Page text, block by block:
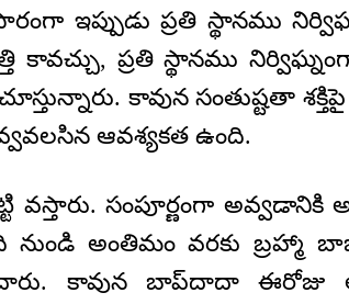
ఇప్పుడు ప్రతి స్థానము
కావచ్చు, ప్రతి స్థానము
కావున సంతుష్టతా
ఆవశ్యకత ఉంది.
వస్తారు. సంపూర్ణంగా
అంతిమం వరకు బ్రహ్మా
కావున బాప్‍దాదా ఈరోజు